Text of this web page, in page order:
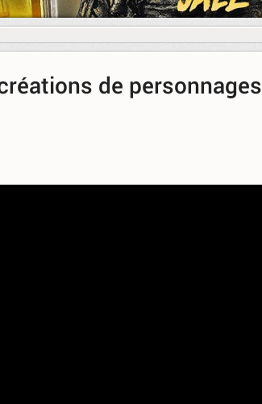
de personnages